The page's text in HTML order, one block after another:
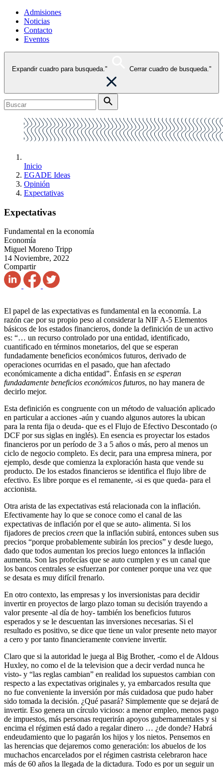
Admisiones
Noticias
Contacto
Eventos
Expandir cuadro para busqueda." Cerrar cuadro de busqueda."
Inicio
EGADE Ideas
Opinión
Expectativas
Expectativas
Fundamental en la economía
Economía
Miguel Moreno Tripp
14 Noviembre, 2022
Compartir
El papel de las expectativas es fundamental en la economía. La
razón cae por su propio peso al considerar la NIF A-5 Elementos
básicos de los estados financieros, donde la definición de un activo
es: “… un recurso controlado por una entidad, identificado,
cuantificado en términos monetarios, del que se esperan
fundadamente beneficios económicos futuros, derivado de
operaciones ocurridas en el pasado, que han afectado
económicamente a dicha entidad”. Énfasis en se esperan
fundadamente beneficios económicos futuros, no hay manera de
decirlo mejor.
Esta definición es congruente con un método de valuación aplicado
en particular a acciones -aún y cuando algunos autores la ubican
para la renta fija o deuda- que es el Flujo de Efectivo Descontado (o
DCF por sus siglas en inglés). En esencia es proyectar los estados
financieros por un período de 3 a 5 años o más, pero al menos un
ciclo de negocio completo. Es decir, para una empresa minera, por
ejemplo, desde que comienza la exploración hasta que vende su
producto. De los estados financieros se identifica el flujo libre de
efectivo. Es libre porque es el remanente, -si es que queda- para el
accionista.
Otra arista de las expectativas está relacionada con la inflación.
Efectivamente hay lo que se conoce como el canal de las
expectativas de inflación por el que se auto- alimenta. Si los
fijadores de precios creen que la inflación subirá, entonces suben sus
precios “porque probablemente subirán los precios” y desde luego,
dado que todos aumentan los precios luego entonces la inflación
aumenta. Son las profecías que se auto cumplen y es un canal que
los bancos centrales se esfuerzan por contener porque una vez que
se desata es muy difícil frenarlo.
En otro contexto, las empresas y los inversionistas para decidir
invertir en proyectos de largo plazo toman su decisión trayendo a
valor presente -al día de hoy- también los beneficios futuros
esperados y se le descuentan las inversiones necesarias. Si el
resultado es positivo, se dice que tiene un valor presente neto mayor
a cero y por tanto financieramente conviene invertir.
Claro que si la autoridad le juega al Big Brother, -como el de Aldous
Huxley, no como el de la television que a decir verdad nunca he
visto- y “las reglas cambian” en realidad los supuestos cambian con
respecto a las expectativas originales y, ya embarcados resulta que
no fue conveniente la inversión por más cuidadosa que pudo haber
sido tomada la decisión. ¿Qué pasará? Simplemente que se dejará de
invertir. Eso genera un círculo vicioso: a menor empleo, menos pago
de impuestos, más personas requerirán apoyos gubernamentales y si
encima el régimen está dado a regalar dinero … ¿de donde? Habrá
endeudamiento que lo pagarán los hijos y los nietos. Pensemos en
las herencias que dejaremos como generación: los abuelos de los
muchachos encarcelados por el régimen castrista celebraron hace
más de 60 años la llegada de la dictadura. Todo es por un seguir un